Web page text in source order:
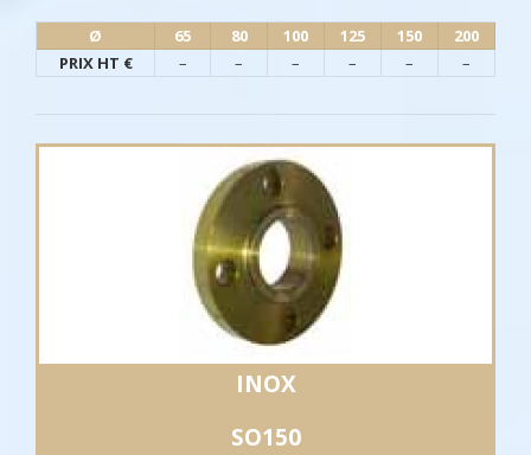
Ø​ 65 80 100 125 150
200
PRIX HT €
– – – – – –
INOX
SO150